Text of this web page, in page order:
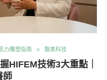
肌力雕塑指南 醫美科技
HIFEM技術3大重點｜
師